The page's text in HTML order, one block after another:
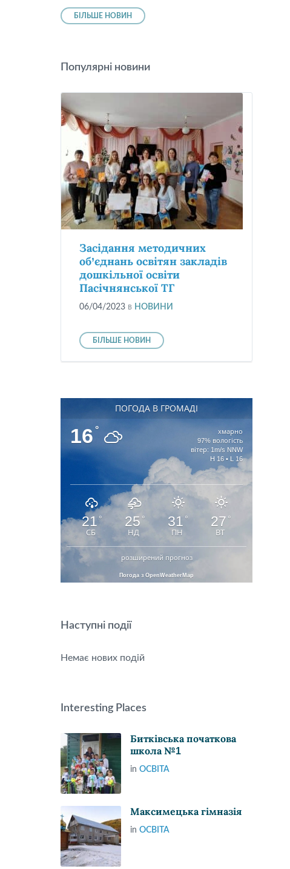
БІЛЬШЕ НОВИН
Популярні новини
Засідання методичних
об’єднань освітян закладів
дошкільної освіти
Пасічнянської ТГ
06/04/2023 в НОВИНИ
БІЛЬШЕ НОВИН
ПОГОДА В ГРОМАДІ
16 °
хмарно
97% вологість
вітер: 1m/s NNW
H 16 • L 16
21 °
СБ
25 °
НД
31 °
ПН
27 °
ВТ
розширений прогноз
Погода з OpenWeatherMap
Наступні події
Немає нових подій
Interesting Places
Битківська початкова
школа №1
inОСВІТА
Максимецька гімназія
inОСВІТА